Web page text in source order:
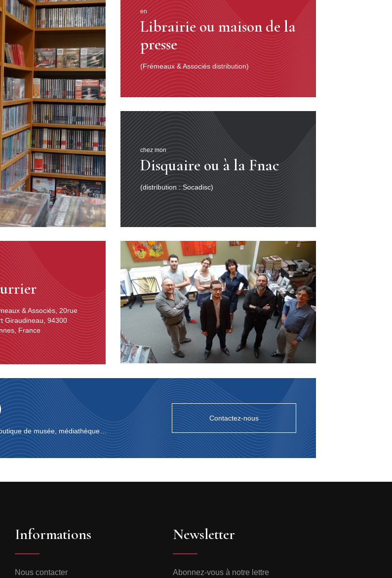
& Associés, 20rue
Giraudineau, 94300
France
en
Librairie ou maison de la
presse
(Frémeaux & Associés distribution)
chez mon
Disquaire ou à la Fnac
(distribution : Socadisc)
de musée, médiathèque…
Contactez-nous
Informations
Nous contacter
Newsletter
Abonnez-vous à notre lettre